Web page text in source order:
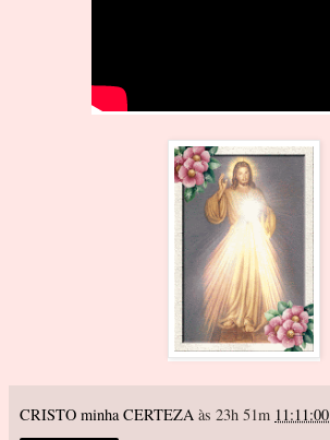
CRISTO minha CERTEZA às 23h 51m 11:11:00